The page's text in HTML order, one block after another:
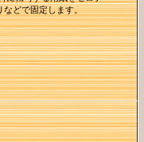
などで固定します。